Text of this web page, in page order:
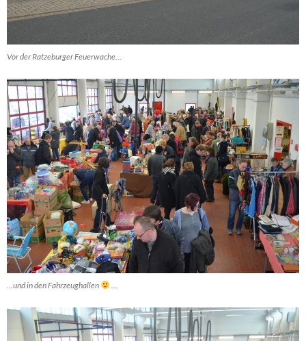
Vor der Ratzeburger Feuerwache…
…und in den Fahrzeughallen